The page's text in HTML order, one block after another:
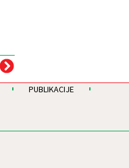
PUBLIKACIJE